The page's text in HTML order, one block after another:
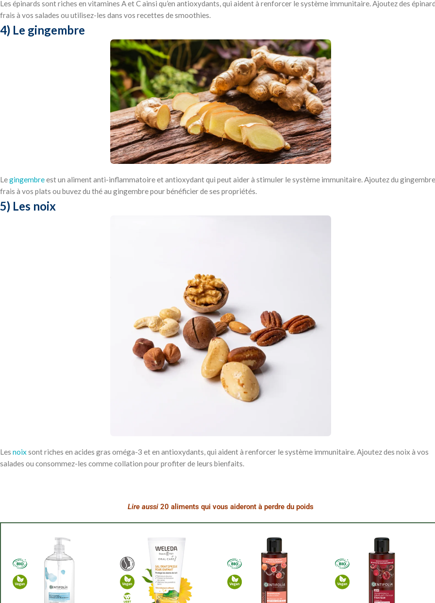
Les épinards sont riches en vitamines A et C ainsi qu’en antioxydants, qui aident à renforcer le système immunitaire. Ajoutez des
frais à vos salades ou utilisez-les dans vos recettes de smoothies.
4) Le gingembre
Legingembreest un aliment anti-inflammatoire et antioxydant qui peut aider à stimuler le système immunitaire. Ajoutez du gingembre
frais à vos plats ou buvez du thé au gingembre pour bénéficier de ses propriétés.
5) Les noix
Les noixsont riches en acides gras oméga-3 et en antioxydants, qui aident à renforcer le système immunitaire. Ajoutez des noix à vos
salades ou consommez-les comme collation pour profiter de leurs bienfaits.
Lire aussi20 aliments qui vous aideront à perdre du poids